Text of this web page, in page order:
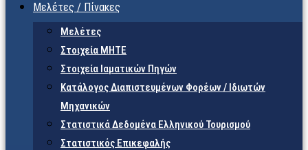
Μελέτες / Πίνακες
Μελέτες
Στοιχεία ΜΗΤΕ
Στοιχεία Ιαματικών Πηγών
Κατάλογος Διαπιστευμένων Φορέων / Ιδιωτών
Μηχανικών
Στατιστικά Δεδομένα Ελληνικού Τουρισμού
Στατιστικός Επικεφαλής